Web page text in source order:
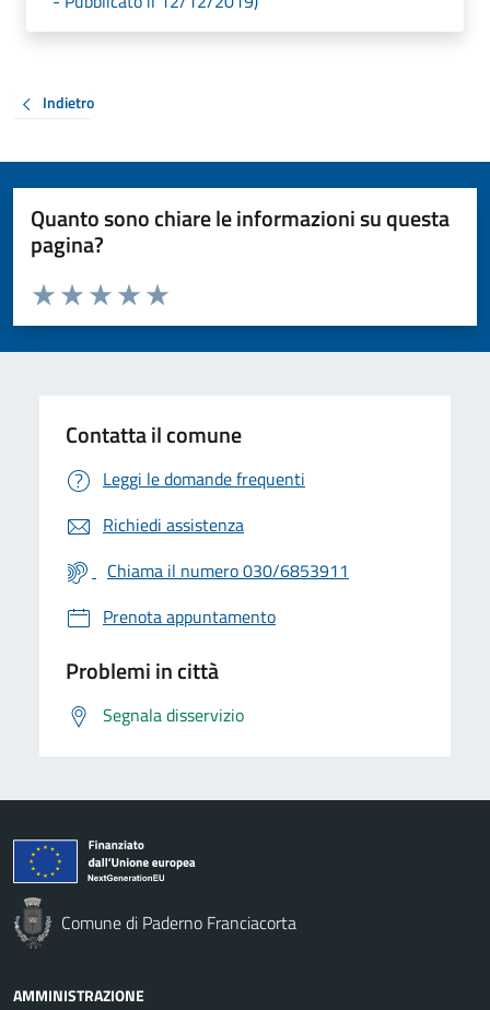
Indietro
Quanto sono chiare le informazioni su questa
pagina?
Valuta da 1 a 5 stelle la pagina
Valuta 5 stelle su 5
Valuta 4 stelle su 5
Valuta 3 stelle su 5
Valuta 2 stelle su 5
Valuta 1 stelle su 5
Contatta il comune
Leggi le domande frequenti
Richiedi assistenza
Chiama il numero 030/6853911
Prenota appuntamento
Problemi in città
Segnala disservizio
Comune di Paderno Franciacorta
AMMINISTRAZIONE